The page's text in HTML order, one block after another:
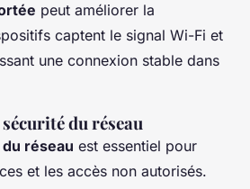
peut améliorer la
captent le signal Wi-Fi et
une connexion stable dans
du réseau
réseau est essentiel pour
et les accès non autorisés.